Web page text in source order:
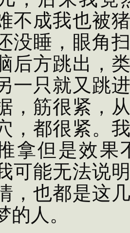
不成我也被
没睡，眼角
后方跳出，
一只就又跳
，筋很紧，
，都很紧。
拿但是效果
可能无法说
，也都是这
的人。